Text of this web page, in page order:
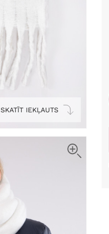
SKATĪT IEKĻAUTS